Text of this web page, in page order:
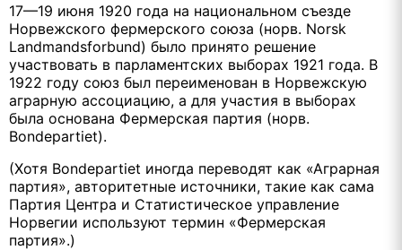
17—19 июня 1920 года на национальном съезде
Норвежского фермерского союза (норв. Norsk
Landmandsforbund) было принято решение
участвовать в парламентских выборах 1921 года. В
1922 году союз был переименован в Норвежскую
аграрную ассоциацию, а для участия в выборах
была основана Фермерская партия (норв.
Bondepartiet).
(Хотя Bondepartiet иногда переводят как «Аграрная
партия», авторитетные источники, такие как сама
Партия Центра и Статистическое управление
Норвегии используют термин «Фермерская
партия».)